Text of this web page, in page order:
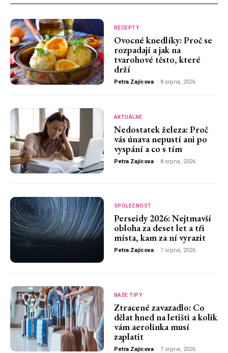
RECEPTY
Ovocné knedlíky: Proč se
rozpadají a jak na
tvarohové těsto, které
drží
Petra Zajícova - 8 srpna, 2026
AKTUÁLNĚ
Nedostatek železa: Proč
vás únava nepustí ani po
vyspání a co s tím
Petra Zajícova - 8 srpna, 2026
SPOLEČNOST
Perseidy 2026: Nejtmavší
obloha za deset let a tři
místa, kam za ní vyrazit
Petra Zajícova - 7 srpna, 2026
NAŠE TIPY
Ztracené zavazadlo: Co
dělat hned na letišti a kolik
vám aerolinka musí
zaplatit
Petra Zajícova - 7 srpna, 2026